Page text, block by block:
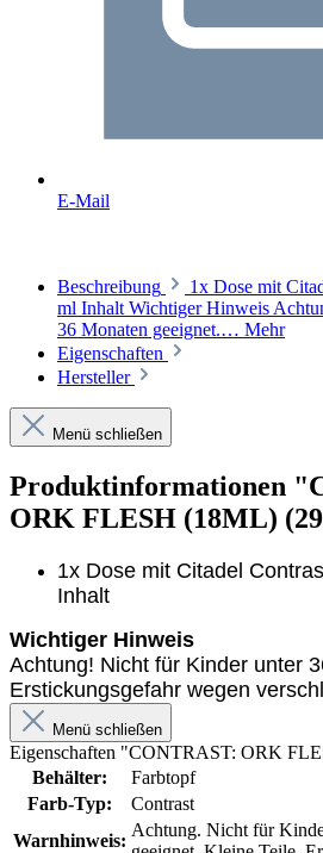
E-Mail
Beschreibung
1x Dose mit
ml Inhalt Wichtiger Hinweis
36 Monaten geeignet.… Mehr
Eigenschaften
Hersteller
Menü schließen
Produktinformationen
ORK FLESH (18ML)
1x Dose mit Citadel
Inhalt
Wichtiger Hinweis
Achtung! Nicht für Kinder unter
Erstickungsgefahr wegen
Menü schließen
Eigenschaften "CONTRAST: ORK
Behälter:
Farbtopf
Farb-Typ:
Contrast
Warnhinweis:
Achtung. Nicht für